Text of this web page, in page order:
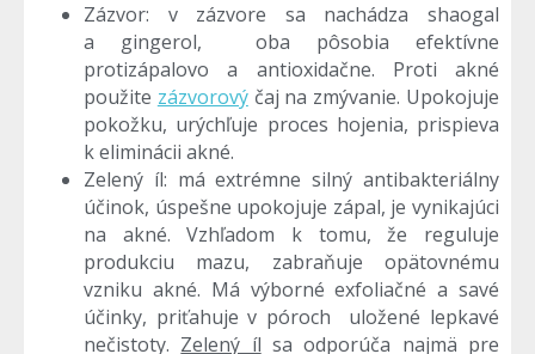
Zázvor: v zázvore sa nachádza shaogal
a gingerol, oba pôsobia efektívne
protizápalovo a antioxidačne. Proti akné
použite zázvorovýčaj na zmývanie. Upokojuje
pokožku, urýchľuje proces hojenia, prispieva
k eliminácii akné.
Zelený íl: má extrémne silný antibakteriálny
účinok, úspešne upokojuje zápal, je vynikajúci
na akné. Vzhľadom k tomu, že reguluje
produkciu mazu, zabraňuje opätovnému
vzniku akné. Má výborné exfoliačné a savé
účinky, priťahuje v póroch uložené lepkavé
nečistoty. Zelený íl sa odporúča najmä pre